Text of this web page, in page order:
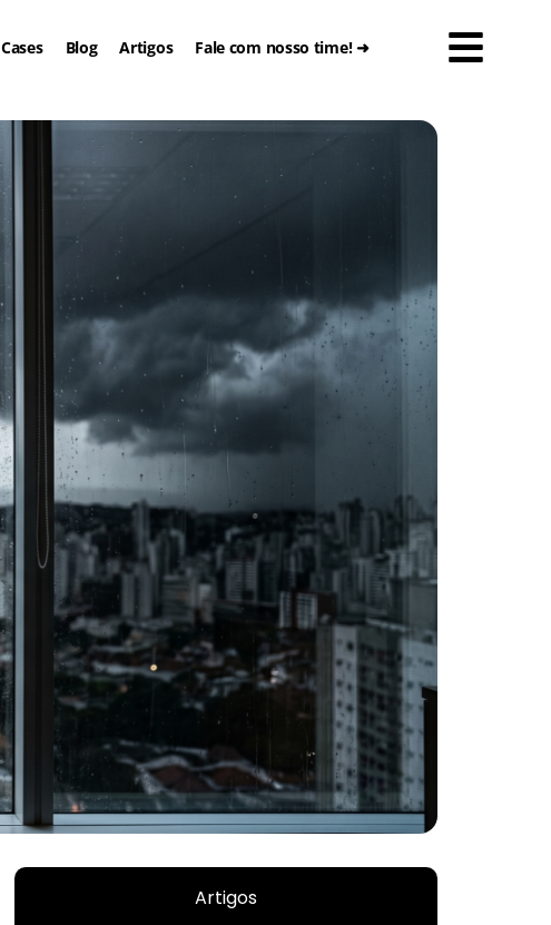
Cases Blog Artigos Fale com nosso time! ➜
Artigos